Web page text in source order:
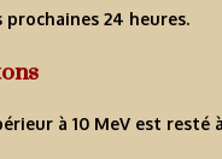
24 heures.
à 10 MeV est